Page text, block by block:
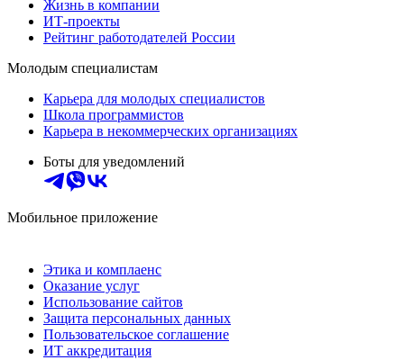
Жизнь в компании
ИТ-проекты
Рейтинг работодателей России
Молодым специалистам
Карьера для молодых специалистов
Школа программистов
Карьера в некоммерческих организациях
Боты для уведомлений
Мобильное приложение
Этика и комплаенс
Оказание услуг
Использование сайтов
Защита персональных данных
Пользовательское соглашение
ИТ аккредитация